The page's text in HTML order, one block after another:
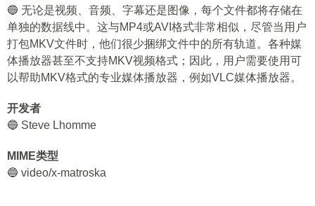
🔵 无论是视频、音频、字幕还是图像，每个文件都将存储在
单独的数据线中。这与MP4或AVI格式非常相似，尽管当用户
打包MKV文件时，他们很少捆绑文件中的所有轨道。各种媒
体播放器甚至不支持MKV视频格式；因此，用户需要使用可
以帮助MKV格式的专业媒体播放器，例如VLC媒体播放器。
开发者
🔵 Steve Lhomme
MIME类型
🔵 video/x-matroska